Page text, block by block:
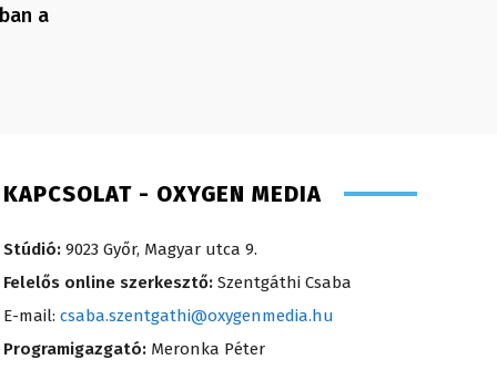
a
KAPCSOLAT - OXYGEN MEDIA
Stúdió: 9023 Győr, Magyar utca 9.
Felelős online szerkesztő: Szentgáthi Csaba
E-mail: csaba.szentgathi@oxygenmedia.hu
Programigazgató: Meronka Péter